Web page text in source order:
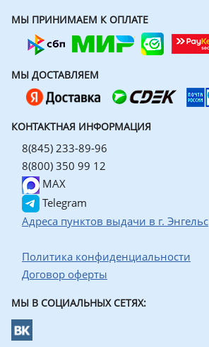
МЫ ПРИНИМАЕМ К ОПЛАТЕ
МЫ ДОСТАВЛЯЕМ
КОНТАКТНАЯ ИНФОРМАЦИЯ
8(845) 233-89-96
8(800) 350 99 12
MAX
Telegram
Адреса пунктов выдачи в г. Энгельс
Политика конфиденциальности
Договор оферты
МЫ В СОЦИАЛЬНЫХ СЕТЯХ: